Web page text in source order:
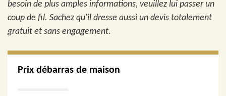
besoin de plus amples informations, veuillez lui passer un
coup de fil. Sachez qu'il dresse aussi un devis totalement
gratuit et sans engagement.
Prix débarras de maison